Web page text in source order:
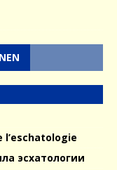
l’eschatologie
эсхатологии